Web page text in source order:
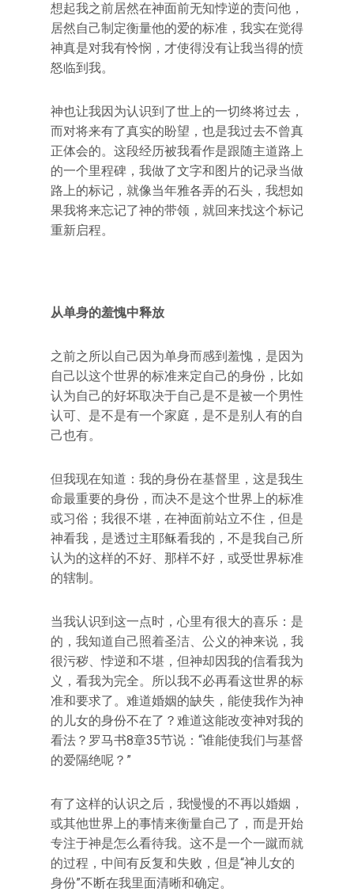
想起我之前居然在神面前无知悖逆的责问他，
居然自己制定衡量他的爱的标准，我实在觉得
神真是对我有怜悯，才使得没有让我当得的愤
怒临到我。
神也让我因为认识到了世上的一切终将过去，
而对将来有了真实的盼望，也是我过去不曾真
正体会的。这段经历被我看作是跟随主道路上
的一个里程碑，我做了文字和图片的记录当做
路上的标记，就像当年雅各弄的石头，我想如
果我将来忘记了神的带领，就回来找这个标记
重新启程。
从单身的羞愧中释放
之前之所以自己因为单身而感到羞愧，是因为
自己以这个世界的标准来定自己的身份，比如
认为自己的好坏取决于自己是不是被一个男性
认可、是不是有一个家庭，是不是别人有的自
己也有。
但我现在知道：我的身份在基督里，这是我生
命最重要的身份，而决不是这个世界上的标准
或习俗；我很不堪，在神面前站立不住，但是
神看我，是透过主耶稣看我的，不是我自己所
认为的这样的不好、那样不好，或受世界标准
的辖制。
当我认识到这一点时，心里有很大的喜乐：是
的，我知道自己照着圣洁、公义的神来说，我
很污秽、悖逆和不堪，但神却因我的信看我为
义，看我为完全。所以我不必再看这世界的标
准和要求了。难道婚姻的缺失，能使我作为神
的儿女的身份不在了？难道这能改变神对我的
看法？罗马书8章35节说：“谁能使我们与基督
的爱隔绝呢？”
有了这样的认识之后，我慢慢的不再以婚姻，
或其他世界上的事情来衡量自己了，而是开始
专注于神是怎么看待我。这不是一个一蹴而就
的过程，中间有反复和失败，但是“神儿女的
身份”不断在我里面清晰和确定。